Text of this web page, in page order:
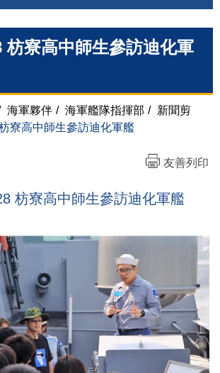
枋寮高中師生參訪迪化軍
海軍夥伴 / 海軍艦隊指揮部 / 新聞剪
寮高中師生參訪迪化軍艦
友善列印
枋寮高中師生參訪迪化軍艦